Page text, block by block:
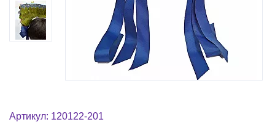
Артикул: 120122-201